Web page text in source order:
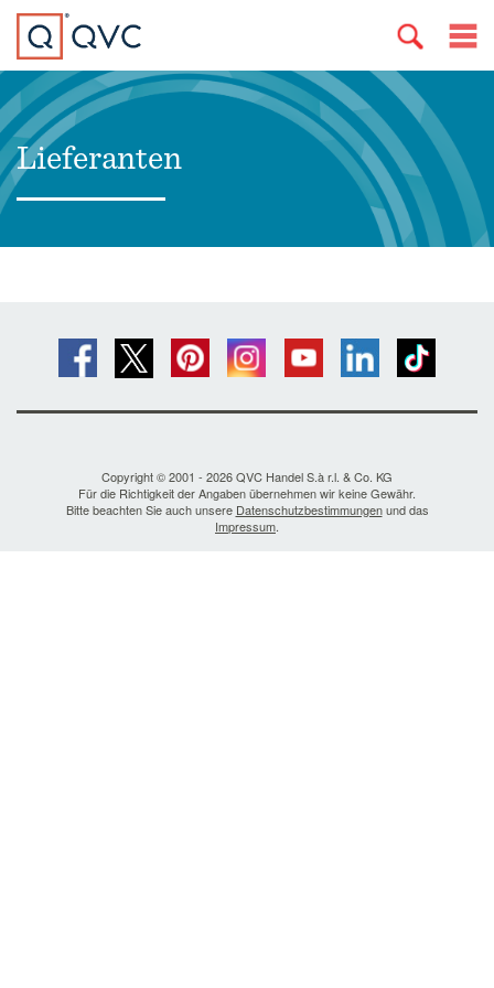
Lieferanten
Copyright © 2001 - 2026 QVC Handel S.à r.l. & Co. KG
Für die Richtigkeit der Angaben übernehmen wir keine Gewähr.
Bitte beachten Sie auch unsere Datenschutzbestimmungenund das
Impressum.